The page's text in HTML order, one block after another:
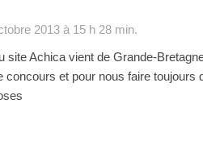
2013 à 15 h 28 min.
site Achica vient de Grande-
concours et pour nous faire toujours